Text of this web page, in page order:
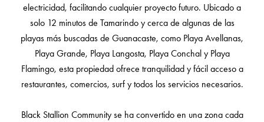
electricidad, facilitando cualquier proyecto futuro. Ubicado a
solo 12 minutos de Tamarindo y cerca de algunas de las
playas más buscadas de Guanacaste, como Playa Avellanas,
Playa Grande, Playa Langosta, Playa Conchal y Playa
Flamingo, esta propiedad ofrece tranquilidad y fácil acceso a
restaurantes, comercios, surf y todos los servicios necesarios.
Black Stallion Community se ha convertido en una zona cada